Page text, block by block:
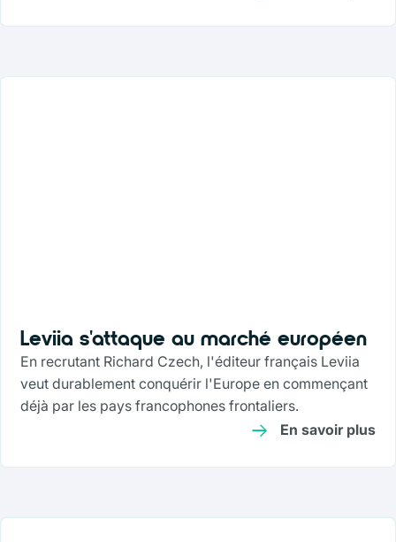
Leviia s'attaque au marché européen
En recrutant Richard Czech, l'éditeur français Leviia
veut durablement conquérir l'Europe en commençant
déjà par les pays francophones frontaliers.
En savoir plus